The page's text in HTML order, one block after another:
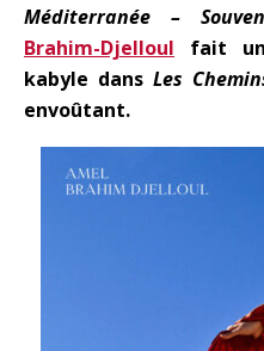
Méditerranée –
Brahim-Djelloul fait
kabyle dans Les
envoûtant.